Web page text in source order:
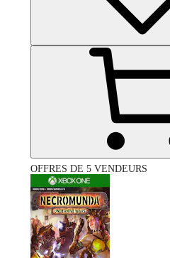
OFFRES DE 5 VENDEURS